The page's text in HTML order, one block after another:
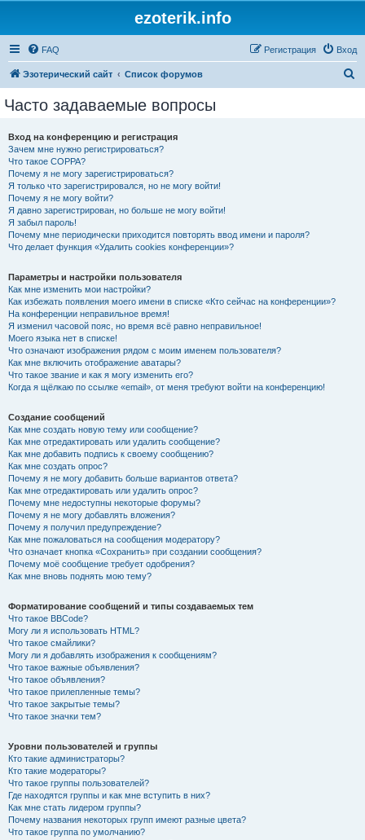
ezoterik.info
FAQ Вход
Регистрация
Эзотерический сайт Список форумов
Часто задаваемые вопросы
Вход на конференцию и регистрация
Зачем мне нужно регистрироваться?
Что такое COPPA?
Почему я не могу зарегистрироваться?
Я только что зарегистрировался, но не могу войти!
Почему я не могу войти?
Я давно зарегистрирован, но больше не могу войти!
Я забыл пароль!
Почему мне периодически приходится повторять ввод имени и пароля?
Что делает функция «Удалить cookies конференции»?
Параметры и настройки пользователя
Как мне изменить мои настройки?
Как избежать появления моего имени в списке «Кто сейчас на конференции»?
На конференции неправильное время!
Я изменил часовой пояс, но время всё равно неправильное!
Моего языка нет в списке!
Что означают изображения рядом с моим именем пользователя?
Как мне включить отображение аватары?
Что такое звание и как я могу изменить его?
Когда я щёлкаю по ссылке «email», от меня требуют войти на конференцию!
Создание сообщений
Как мне создать новую тему или сообщение?
Как мне отредактировать или удалить сообщение?
Как мне добавить подпись к своему сообщению?
Как мне создать опрос?
Почему я не могу добавить больше вариантов ответа?
Как мне отредактировать или удалить опрос?
Почему мне недоступны некоторые форумы?
Почему я не могу добавлять вложения?
Почему я получил предупреждение?
Как мне пожаловаться на сообщения модератору?
Что означает кнопка «Сохранить» при создании сообщения?
Почему моё сообщение требует одобрения?
Как мне вновь поднять мою тему?
Форматирование сообщений и типы создаваемых тем
Что такое BBCode?
Могу ли я использовать HTML?
Что такое смайлики?
Могу ли я добавлять изображения к сообщениям?
Что такое важные объявления?
Что такое объявления?
Что такое прилепленные темы?
Что такое закрытые темы?
Что такое значки тем?
Уровни пользователей и группы
Кто такие администраторы?
Кто такие модераторы?
Что такое группы пользователей?
Где находятся группы и как мне вступить в них?
Как мне стать лидером группы?
Почему названия некоторых групп имеют разные цвета?
Что такое группа по умолчанию?